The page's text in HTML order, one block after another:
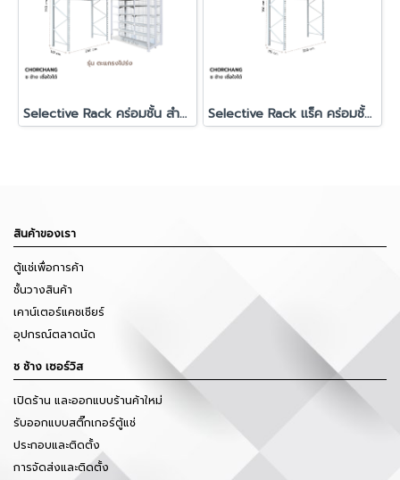
Selective Rack คร่อมชั้น สำหรับวางสต๊อกสินค้า รุ่น ผนังตะแกรงโปร่ง Selective Rack แร็ค คร่อมชั้น ชั้นวางสต๊อกสินค้า ปูแผ่นไม้
สินค้าของเรา
ตู้แช่เพื่อการค้า
ชั้นวางสินค้า
เคาน์เตอร์แคชเชียร์
อุปกรณ์ตลาดนัด
ช ช้าง เซอร์วิส
เปิดร้าน และออกแบบร้านค้าใหม่
รับออกแบบสติ๊กเกอร์ตู้แช่
ประกอบและติดตั้ง
การจัดส่งและติดตั้ง